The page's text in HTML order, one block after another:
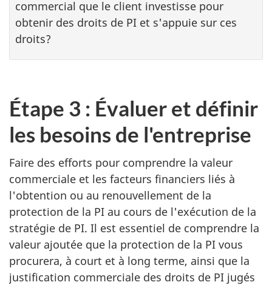
commercial que le client investisse pour
obtenir des droits de PI et s'appuie sur ces
droits?
Étape 3 : Évaluer et définir
les besoins de l'entreprise
Faire des efforts pour comprendre la valeur
commerciale et les facteurs financiers liés à
l'obtention ou au renouvellement de la
protection de la PI au cours de l'exécution de la
stratégie de PI. Il est essentiel de comprendre la
valeur ajoutée que la protection de la PI vous
procurera, à court et à long terme, ainsi que la
justification commerciale des droits de PI jugés